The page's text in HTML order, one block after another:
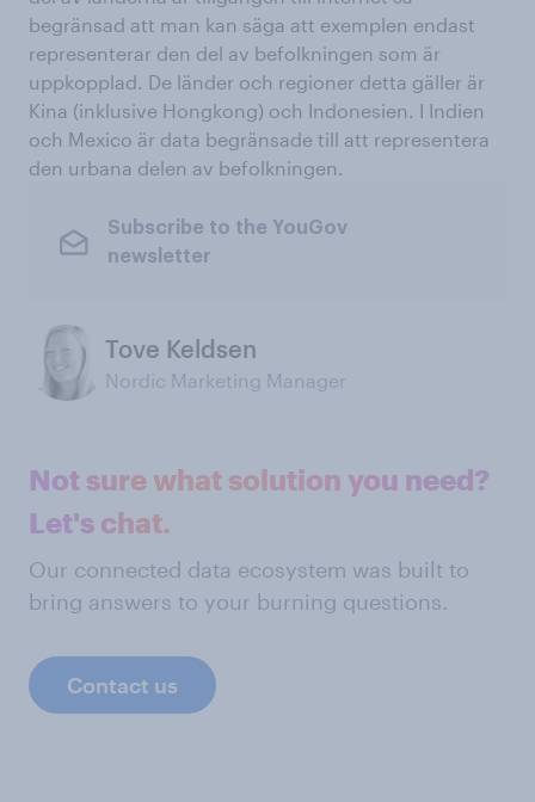
begränsad att man kan säga att exemplen endast
representerar den del av befolkningen som är
uppkopplad. De länder och regioner detta gäller är
Kina (inklusive Hongkong) och Indonesien. I Indien
och Mexico är data begränsade till att representera
den urbana delen av befolkningen.
Subscribe to the YouGov
newsletter
Tove Keldsen
Nordic Marketing Manager
Not sure what solution you need?
Let's chat.
Our connected data ecosystem was built to
bring answers to your burning questions.
Contact us